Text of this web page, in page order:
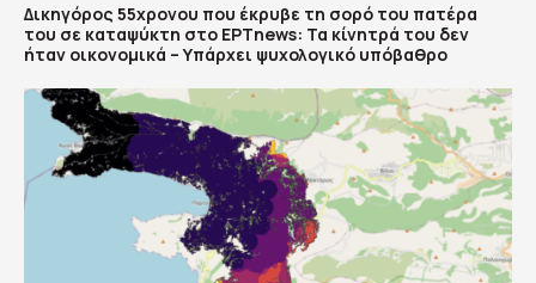
Δικηγόρος 55χρονου που έκρυβε τη σορό του πατέρα
του σε καταψύκτη στο ΕΡΤnews: Τα κίνητρά του δεν
ήταν οικονομικά – Υπάρχει ψυχολογικό υπόβαθρο